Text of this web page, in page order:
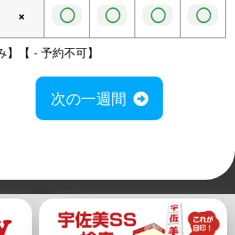
× ◯ ◯ ◯ ◯
】【 - 予約不可】
次の一週間